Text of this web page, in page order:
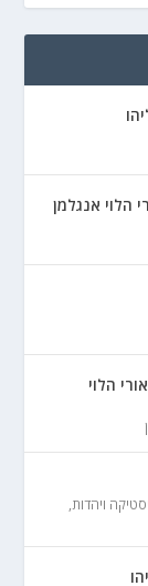
הלוי אנגלמן
הלוי
ויהדות,